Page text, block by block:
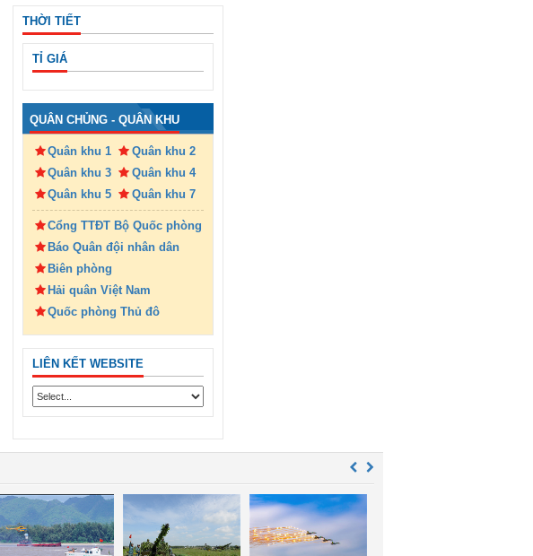
THỜI TIẾT
TỈ GIÁ
QUÂN CHỦNG - QUÂN KHU
Quân khu 1
Quân khu 2
Quân khu 3
Quân khu 4
Quân khu 5
Quân khu 7
Cổng TTĐT Bộ Quốc phòng
Báo Quân đội nhân dân
Biên phòng
Hải quân Việt Nam
Quốc phòng Thủ đô
LIÊN KẾT WEBSITE